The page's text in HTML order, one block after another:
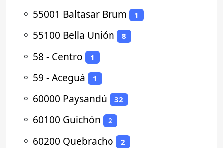
⚬ 55001 Baltasar Brum 1
⚬ 55100 Bella Unión 8
⚬ 58 - Centro 1
⚬ 59 - Aceguá 1
⚬ 60000 Paysandú 32
⚬ 60100 Guichón 2
⚬ 60200 Quebracho 2